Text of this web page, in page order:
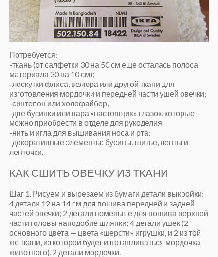
Потребуется:
-ткань (от салфетки 30 на 50 см еще осталась полоса
материала 30 на 10 см);
-лоскутки флиса, велюра или другой ткани для
изготовления мордочки и передней части ушей овечки;
-синтепон или холофайбер;
-две бусинки или пара «настоящих» глазок, которые
можно приобрести в отделе для рукоделия;
-нить и игла для вышивания носа и рта;
-декоративные элементы: бусины, шитье, ленты и
ленточки.
КАК СШИТЬ ОВЕЧКУ ИЗ ТКАНИ
Шаг 1. Рисуем и вырезаем из бумаги детали выкройки:
4 детали 12 на 14 см для пошива передней и задней
частей овечки; 2 детали поменьше для пошива верхней
части головы наподобие шляпки; 4 детали ушек (2
основного цвета — цвета «шерсти» игрушки, и 2 из той
же ткани, из которой будет изготавливаться мордочка
животного), 2 детали мордочки.